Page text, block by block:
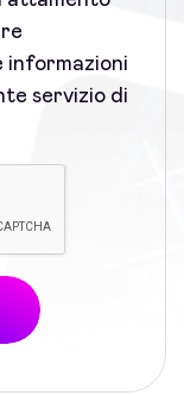
servizio di